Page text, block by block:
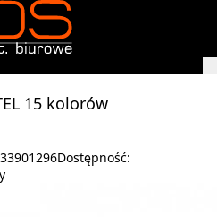
15 kolorów
Dostępność: